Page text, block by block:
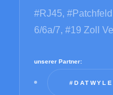
#RJ45,
6/6a/7, #19 Zoll
unserer Partner: